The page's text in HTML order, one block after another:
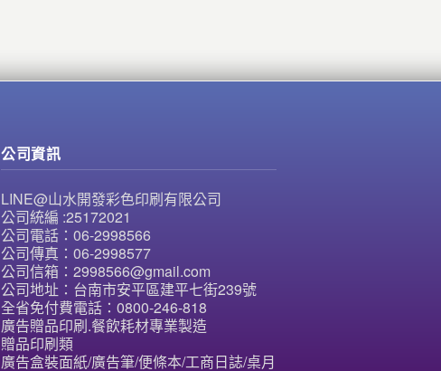
公司資訊
LINE@山水開發彩色印刷有限公司
公司統編 :25172021
公司電話：06-2998566
公司傳真：06-2998577
公司信箱：2998566@gmail.com
公司地址：台南市安平區建平七街239號
全省免付費電話：0800-246-818
廣告贈品印刷.餐飲耗材專業製造
贈品印刷類
廣告盒裝面紙/廣告筆/便條本/工商日誌/桌月